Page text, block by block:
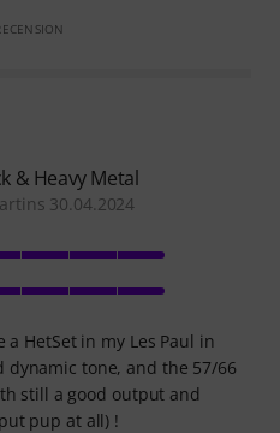
& Heavy Metal
30.04.2024
HetSet in my Les Paul in
dynamic tone, and the 57/66
still a good output and
pup at all) !